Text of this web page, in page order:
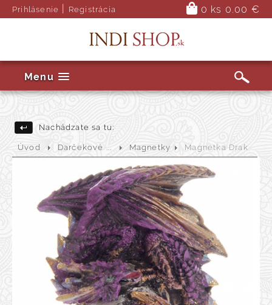
Prihlásenie Registrácia 0 ks 0.00 €
Menu
Nachádzate sa tu:
Úvod Darčekové ... Magnetky Magnetka Drak